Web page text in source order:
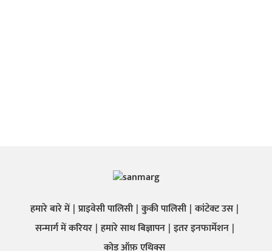
हमारे बारे में प्राइवेसी पालिसी कुकी पालिसी कांटेक्ट उस
सन्मार्ग में करियर हमारे साथ बिज्ञापन इतर इनफार्मेशन
कोड ऑफ़ एथिक्स